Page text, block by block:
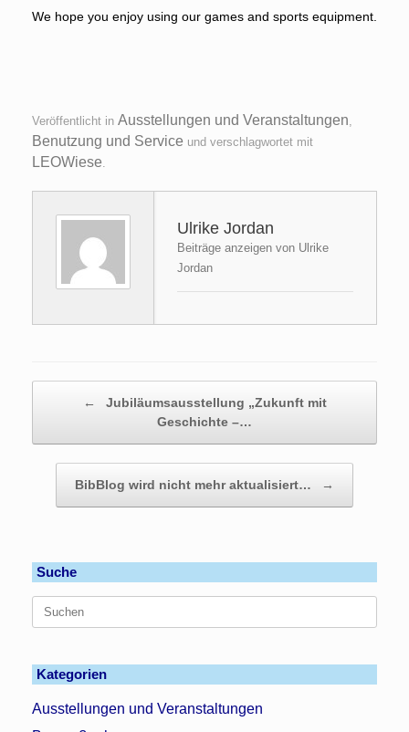
We hope you enjoy using our games and sports equipment.
Veröffentlicht in Ausstellungen und Veranstaltungen,
Benutzung und Service und verschlagwortet mit
LEOWiese.
Ulrike Jordan
Beiträge anzeigen von Ulrike
Jordan
←
Jubiläumsausstellung „Zukunft mit
Geschichte –…
BibBlog wird nicht mehr aktualisiert… →
Suche
nach:
Kategorien
Ausstellungen und Veranstaltungen